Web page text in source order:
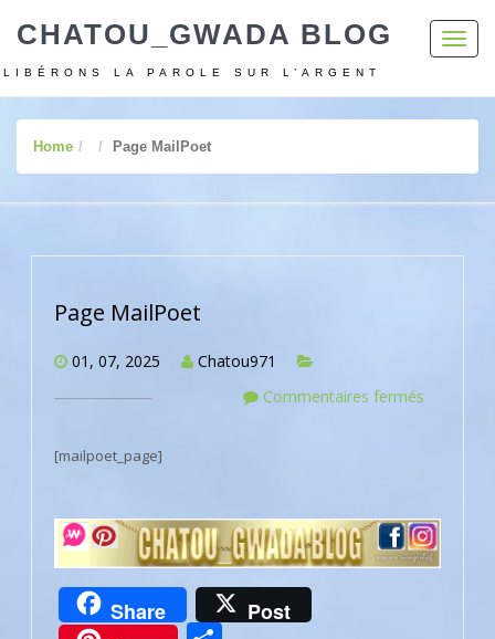
CHATOU_GWADA BLOG
LIBÉRONS LA PAROLE SUR L’ARGENT
Home Page MailPoet
Page MailPoet
01, 07, 2025
Chatou971
Commentaires fermés
[mailpoet_page]
Share
Post